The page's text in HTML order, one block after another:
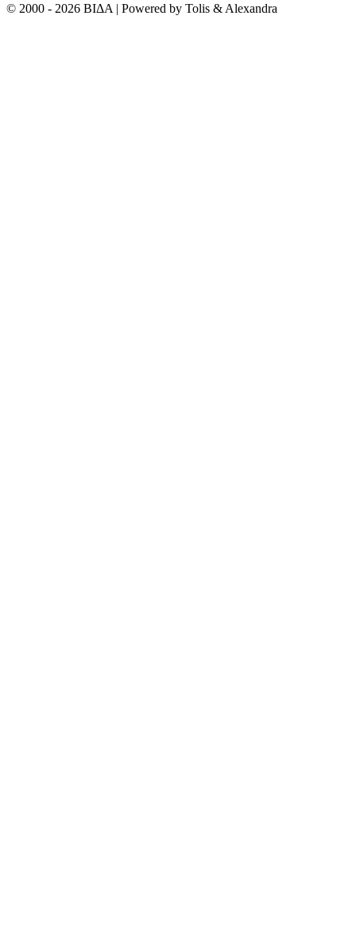
© 2000 - 2026 ΒΙΔΑ | Powered by Tolis & Alexandra